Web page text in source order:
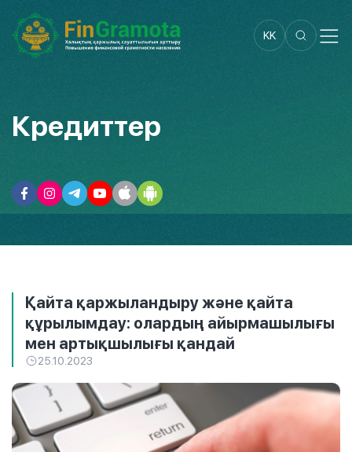
KK
Кредиттер
Қайта қаржыландыру және қайта
құрылымдау: олардың айырмашылығы
мен артықшылығы қандай
25.10.2023